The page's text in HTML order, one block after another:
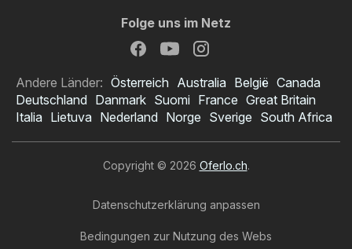
Folge uns im Netz
Andere Länder: Österreich Australia België Canada
Deutschland Danmark Suomi France Great Britain
Italia Lietuva Nederland Norge Sverige South Africa
Copyright © 2026 Oferlo.ch.
Datenschutzerklärung anpassen
Bedingungen zur Nutzung des Webs